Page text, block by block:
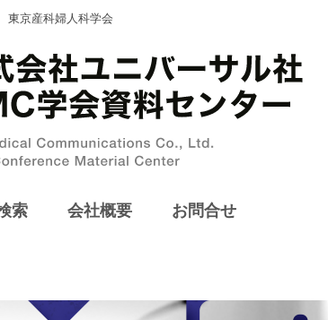
東京産科婦人科学会
索 会社概要 お問合せ